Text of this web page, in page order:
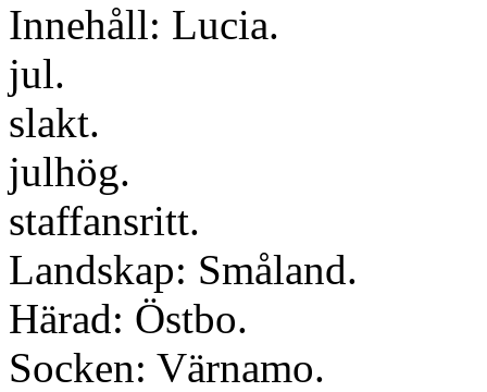
Innehåll: Lucia.
jul.
slakt.
julhög.
staffansritt.
Landskap: Småland.
Härad: Östbo.
Socken: Värnamo.